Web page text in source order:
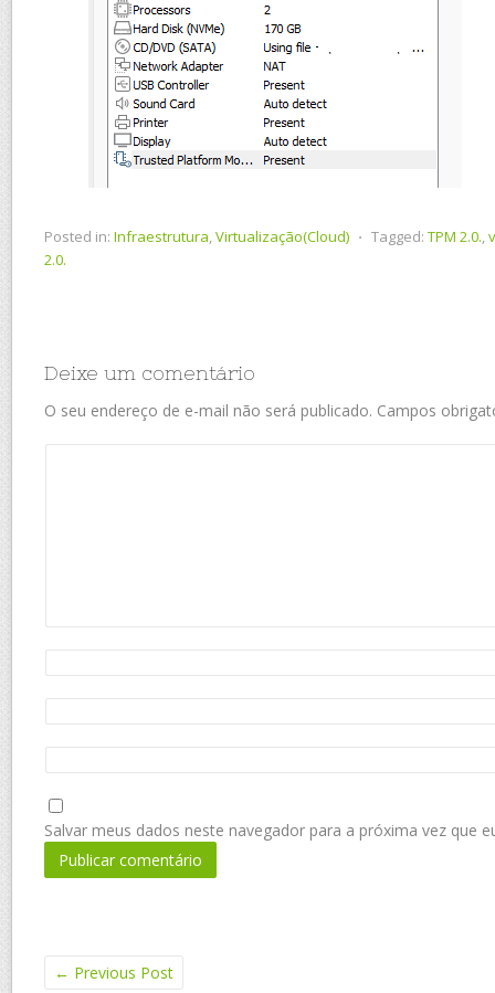
Posted in: Infraestrutura,Virtualização(Cloud) ⋅ Tagged: TPM 2.0.,
2.0.
Deixe um comentário
O seu endereço de e-mail não será publicado. Campos
Salvar meus dados neste navegador para a próxima vez que
← Previous Post